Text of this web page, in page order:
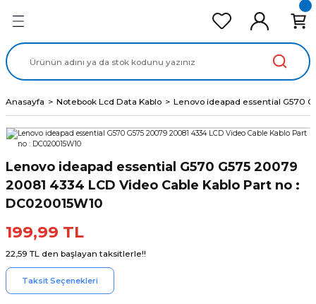
Ekran Panel
Data Kablo
Anasayfa Notebook Lcd Data Kablo Lenovo ideapad essential G570
Lenovo ideapad essential G570 G575 20079
20081 4334 LCD Video Cable Kablo Part no :
DC020015W10
199,99 TL
22,59 TL den başlayan taksitlerle!!
Taksit Seçenekleri